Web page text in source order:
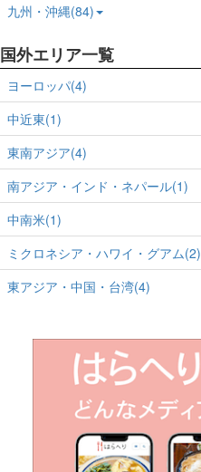
九州・沖縄(84)
国外エリア一覧
ヨーロッパ(4)
中近東(1)
東南アジア(4)
南アジア・インド・ネパール(1)
中南米(1)
ミクロネシア・ハワイ・グアム(2)
東アジア・中国・台湾(4)